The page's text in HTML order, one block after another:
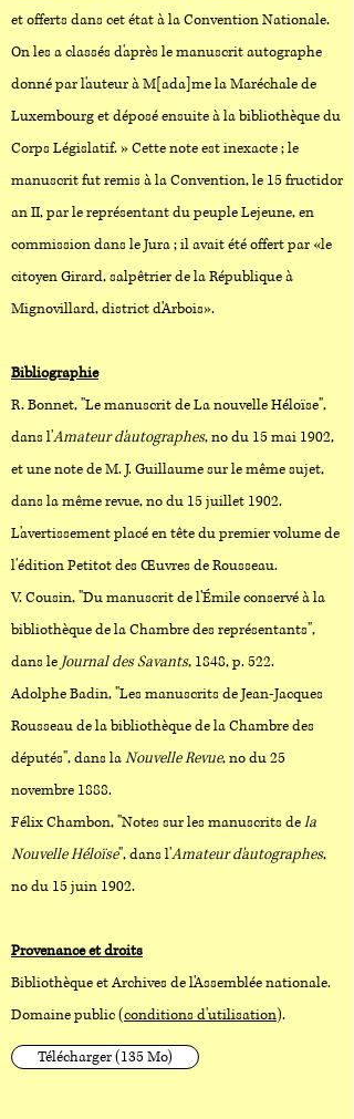
et offerts dans cet état à la Convention Nationale.
On les a classés d'après le manuscrit autographe
donné par l'auteur à M[ada]me la Maréchale de
Luxembourg et déposé ensuite à la bibliothèque du
Corps Législatif. » Cette note est inexacte ; le
manuscrit fut remis à la Convention, le 15 fructidor
an II, par le représentant du peuple Lejeune, en
commission dans le Jura ; il avait été offert par «le
citoyen Girard, salpêtrier de la République à
Mignovillard, district d'Arbois».
Bibliographie
R. Bonnet, "Le manuscrit de La nouvelle Héloïse",
dans l'Amateur d'autographes, no du 15 mai 1902,
et une note de M. J. Guillaume sur le même sujet,
dans la même revue, no du 15 juillet 1902.
L'avertissement placé en tête du premier volume de
l'édition Petitot des Œuvres de Rousseau.
V. Cousin, "Du manuscrit de l'Émile conservé à la
bibliothèque de la Chambre des représentants",
dans le Journal des Savants, 1848, p. 522.
Adolphe Badin, "Les manuscrits de Jean-Jacques
Rousseau de la bibliothèque de la Chambre des
députés", dans laNouvelle Revue, no du 25
novembre 1888.
Félix Chambon, "Notes sur les manuscrits dela
Nouvelle Héloïse", dans l'Amateur d'autographes,
no du 15 juin 1902.
Provenance et droits
Bibliothèque et Archives de l'Assemblée nationale.
Domaine public (conditions d'utilisation).
Télécharger (135 Mo)